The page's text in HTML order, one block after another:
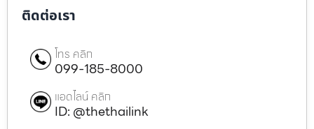
ติดต่อเรา
โทร คลิก
099-185-8000
แอดไลน์ คลิก
ID: @thethailink